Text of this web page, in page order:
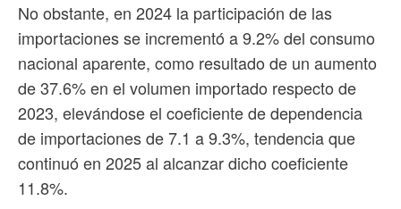
No obstante, en 2024 la participación de las
importaciones se incrementó a 9.2% del consumo
nacional aparente, como resultado de un aumento
de 37.6% en el volumen importado respecto de
2023, elevándose el coeficiente de dependencia
de importaciones de 7.1 a 9.3%, tendencia que
continuó en 2025 al alcanzar dicho coeficiente
11.8%.